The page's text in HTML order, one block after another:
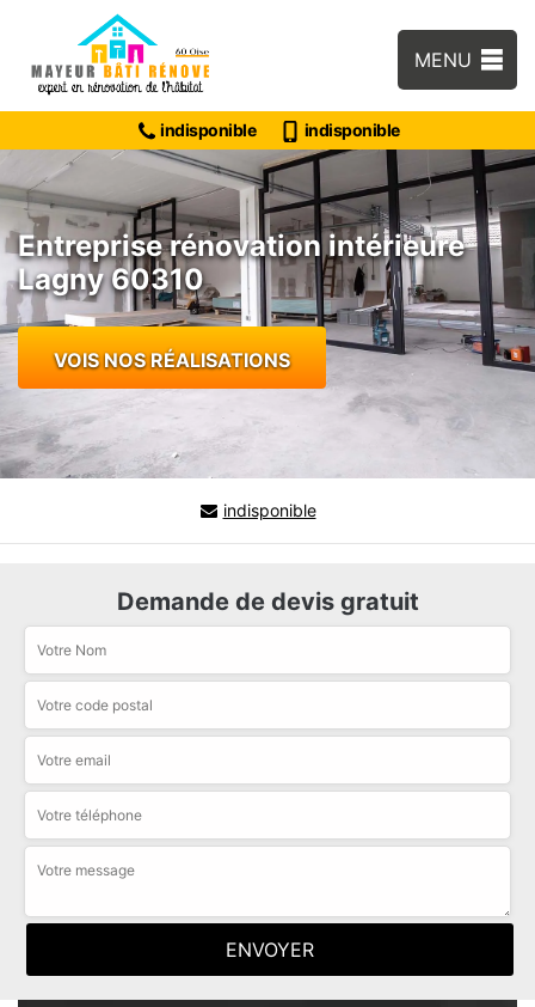
MENU
indisponible indisponible
Entreprise rénovation intérieure
Lagny 60310
VOIS NOS RÉALISATIONS
indisponible
Demande de devis gratuit